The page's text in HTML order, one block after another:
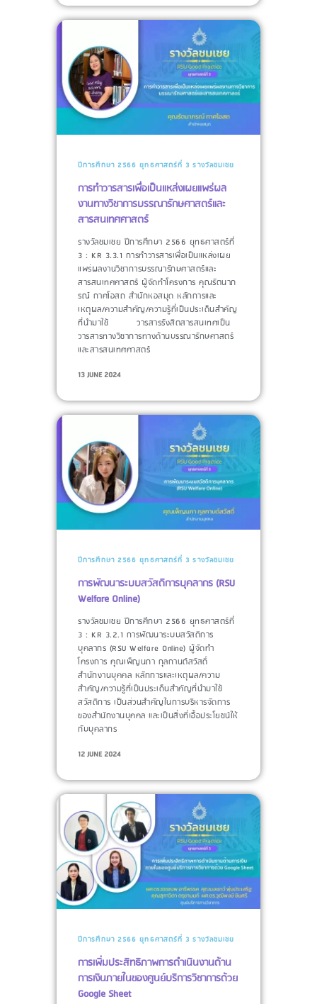
ปีการศึกษา 2566 ยุทธศาสตร์ที่ 3 รางวัลชมเชย
การทำวารสารเพื่อเป็นแหล่งเผยแพร่ผล
งานทางวิชาการบรรณารักษศาสตร์และ
สารสนเทศศาสตร์
รางวัลชมเชย ปีการศึกษา 2566 ยุทธศาสตร์ที่
3 : KR 3.3.1 การทำวารสารเพื่อเป็นแหล่งเผย
แพร่ผลงานวิชาการบรรณารักษศาสตร์และ
สารสนเทศศาสตร์ ผู้จัดทำโครงการ​ คุณรัตนาภ
รณ์ กาศโอสถ สำนักหอสมุด หลักการและ
เหตุผล/ความสำคัญ/ความรู้ที่เป็นประเด็นสำคัญ
ที่นำมาใช้​ วารสารรังสิตสารสนเทศเป็น
วารสารทางวิชาการทางด้านบรรณารักษศาสตร์
และสารสนเทศศาสตร์
13 JUNE 2024
ปีการศึกษา 2566 ยุทธศาสตร์ที่ 3 รางวัลชมเชย
การพัฒนาระบบสวัสดิการบุคลากร (RSU
Welfare Online)
รางวัลชมเชย ปีการศึกษา 2566 ยุทธศาสตร์ที่
3 : KR 3.2.1 การพัฒนาระบบสวัสดิการ
บุคลากร (RSU Welfare Online) ผู้จัดทำ
โครงการ​ คุณเพ็ญนภา กุลกานต์สวัสดิ์
สำนักงานบุคคล หลักการและเหตุผล/ความ
สำคัญ/ความรู้ที่เป็นประเด็นสำคัญที่นำมาใช้​
สวัสดิการ เป็นส่วนสำคัญในการบริหารจัดการ
ของสำนักงานบุคคล และเป็นสิ่งที่เอื้อประโยชน์ให้
กับบุคลากร
12 JUNE 2024
ปีการศึกษา 2566 ยุทธศาสตร์ที่ 3 รางวัลชมเชย
การเพิ่มประสิทธิภาพการดำเนินงานด้าน
การเงินภายในของศูนย์บริการวิชาการด้วย
Google Sheet